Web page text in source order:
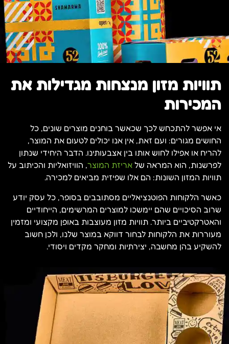
תוויות מזון מנצחות מגדילות את
המכירות
אי אפשר להתכחש לכך שכאשר בוחנים מוצרים שונים, כל
החושים מגורים: ועם זאת, אין אנו יכולים לטעום את המוצר,
להריח או אפילו לחוש אותו בין אצבעותינו. הדבר היחידי שנתון
לפרשנות, הוא המראה של אריזת המוצר, הוויזואליות והכיתוב על
תוויות המזון השונות: הם אלו שפיזית מביאים למכירה.
כאשר הלקוחות הפוטנציאליים מסתובבים בסופר, כל עסק יודע
שרוב הסיכויים שהם יימשכו למוצרים המרשימים, הייחודיים
והאטרקטיביים ביותר. תוויות מזון מעוצבות באופן מקצועי ומזמין
מעוררות את הלקוחות לבחור דווקא במוצר שלנו, ולכן חשוב
להשקיע בהן מחשבה, יצירתיות ומחקר מקדים ויסודי.